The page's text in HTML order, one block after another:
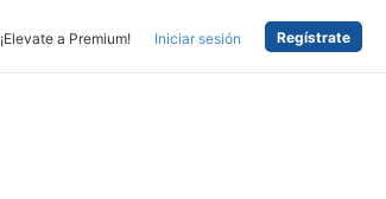
¡Elevate a Premium! Iniciar sesión Regístrate